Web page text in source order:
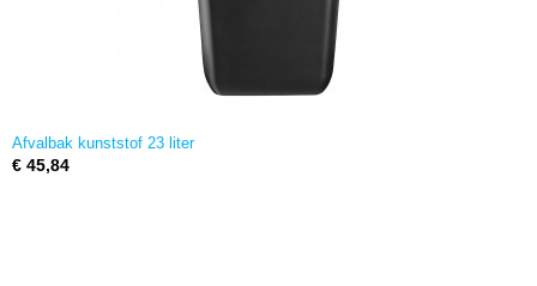
Afvalbak kunststof 23 liter
€ 45,84